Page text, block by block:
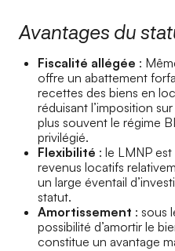
Avantages du
Fiscalité allégée :
offre un abattement
recettes des biens en
réduisant l’imposition
plus souvent le régime
privilégié.
Flexibilité : le LMNP
revenus locatifs
un large éventail
statut.
Amortissement : sous
possibilité d’amortir le
constitue un avantage